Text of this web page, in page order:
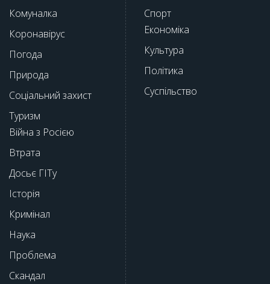
Комуналка
Коронавірус
Погода
Природа
Соціальний захист
Туризм
Війна з Росією
Втрата
Досьє ГІТу
Історія
Кримінал
Наука
Проблема
Скандал
Спорт
Економіка
Культура
Політика
Суспільство